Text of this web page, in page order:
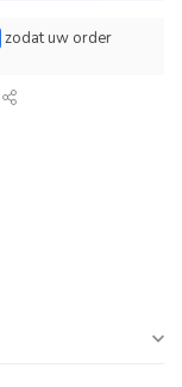
zodat uw order